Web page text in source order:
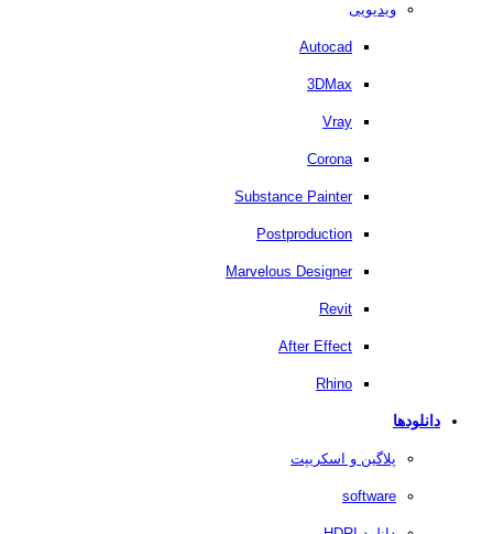
ویدیویی
Autocad
3DMax
Vray
Corona
Substance Painter
Postproduction
Marvelous Designer
Revit
After Effect
Rhino
دانلودها
پلاگین و اسکریپت
software